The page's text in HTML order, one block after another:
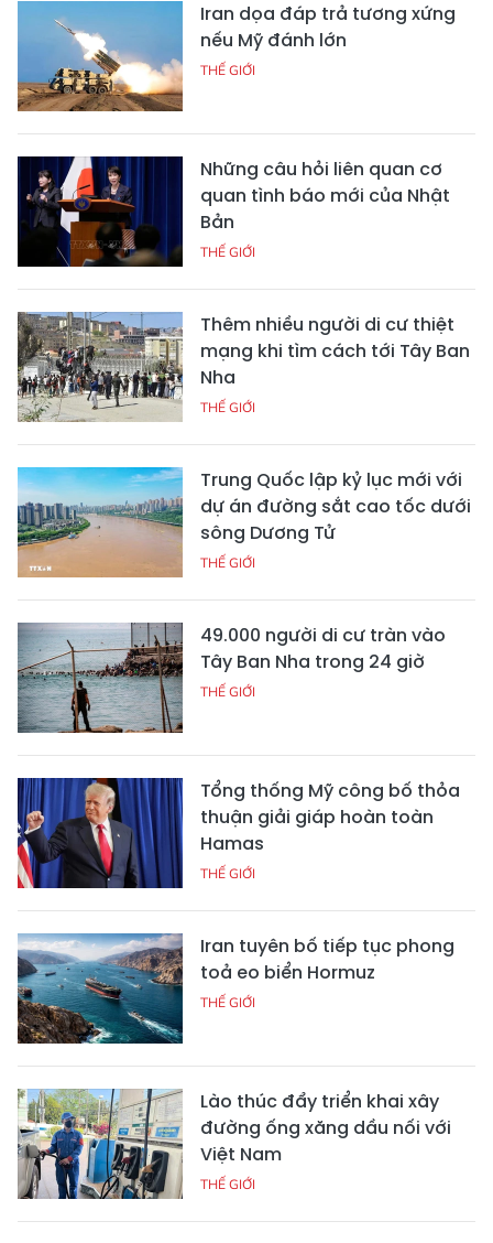
Iran dọa đáp trả tương xứng
nếu Mỹ đánh lớn
THẾ GIỚI
Những câu hỏi liên quan cơ
quan tình báo mới của Nhật
Bản
THẾ GIỚI
Thêm nhiều người di cư thiệt
mạng khi tìm cách tới Tây Ban
Nha
THẾ GIỚI
Trung Quốc lập kỷ lục mới với
dự án đường sắt cao tốc dưới
sông Dương Tử
THẾ GIỚI
49.000 người di cư tràn vào
Tây Ban Nha trong 24 giờ
THẾ GIỚI
Tổng thống Mỹ công bố thỏa
thuận giải giáp hoàn toàn
Hamas
THẾ GIỚI
Iran tuyên bố tiếp tục phong
toả eo biển Hormuz
THẾ GIỚI
Lào thúc đẩy triển khai xây
đường ống xăng dầu nối với
Việt Nam
THẾ GIỚI